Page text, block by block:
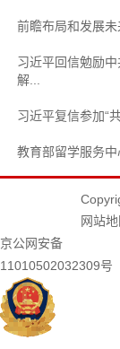
前瞻布局和发展未
习近平回信勉励
解...
习近平复信参加“
教育部留学服务
网站地
京公网安备
11010502032309号